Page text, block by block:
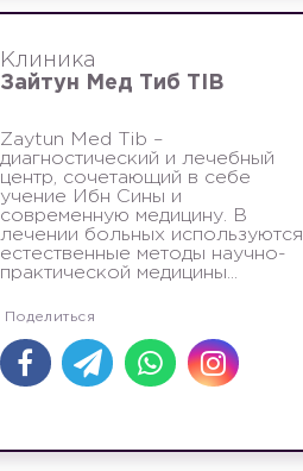
Клиника
Зайтун Мед Тиб TIB
Zaytun Med Tib –
диагностический и лечебный
центр, сочетающий в себе
учение Ибн Сины и
современную медицину. В
лечении больных используются
естественные методы научно-
практической медицины...